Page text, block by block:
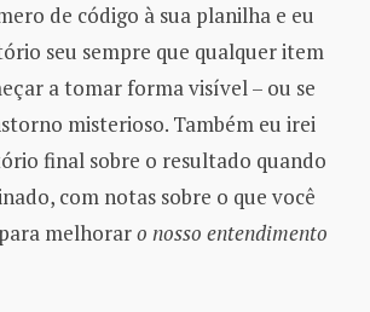
de código à sua planilha e eu
seu sempre que qualquer item
a tomar forma visível – ou se
misterioso. Também eu irei
final sobre o resultado quando
com notas sobre o que você
melhoraro nosso entendimento